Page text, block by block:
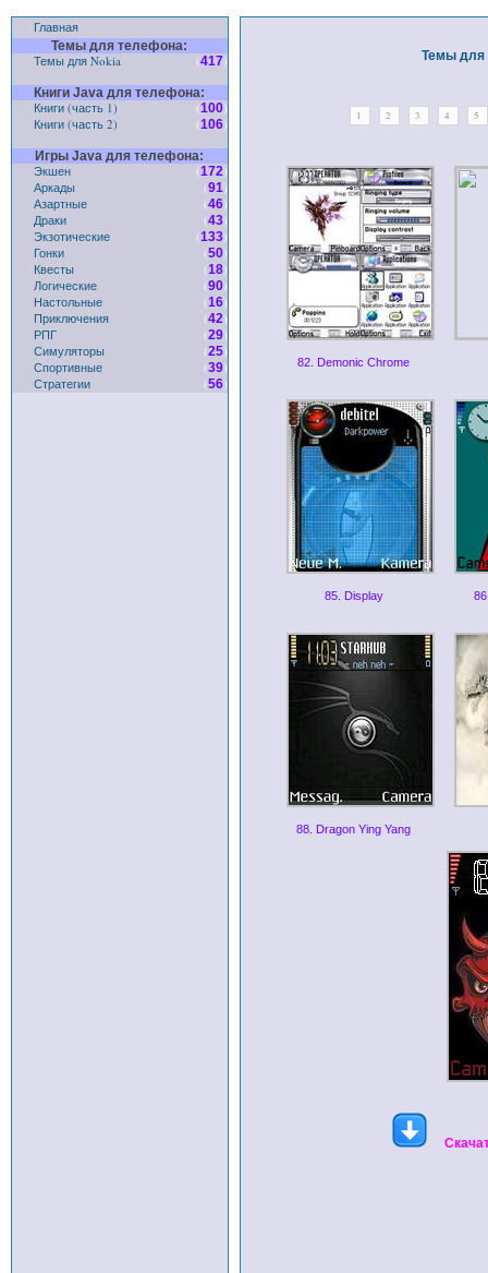
Главная
Темы для телефона:
Темы для Nokia (417)
Книги Java для телефона:
Книги (часть 1) (100)
Книги (часть 2)
(106)
Игры Java для телефона:
Экшен (172)
Аркады
(91)
Азартные
(46)
Драки
(43)
Экзотические
(133)
Гонки
(50)
Квесты
(18)
Логические
(90)
Настольные
(16)
Приключения
(42)
РПГ
(29)
Симуляторы
(25)
Спортивные
(39)
Стратегии
(56)
Темы для
1 2 3 4 5
82. Demonic Chrome
85. Display
88. Dragon Ying Yang